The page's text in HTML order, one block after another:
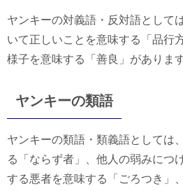
ヤンキーの対義語・反対語として
いて正しいことを意味する「品行
様子を意味する「善良」があります
ヤンキーの類語
ヤンキーの類語・類義語としては
る「ならず者」、他人の弱みにつ
する悪者を意味する「ごろつき」